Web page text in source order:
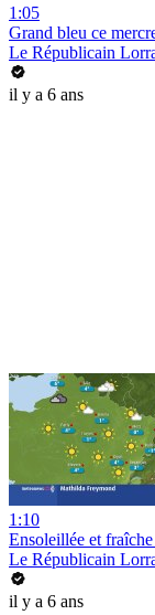
1:05
Grand bleu ce
Le Républicain
il y a 6 ans
1:10
Ensoleillée et
Le Républicain
il y a 6 ans